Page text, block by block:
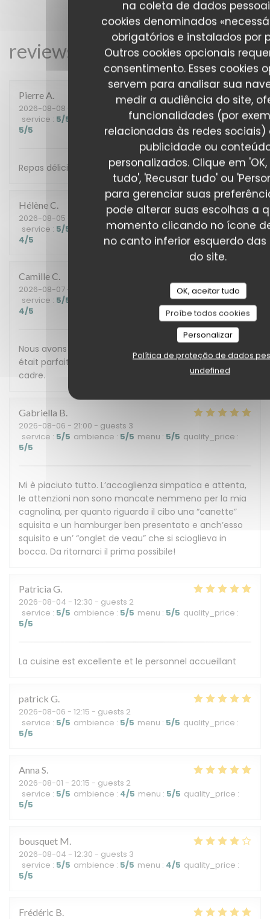
na coleta de dados
cookies denominados
obrigatórios e instalados por
Outros cookies opcionais
consentimento. Esses cookies
servem para analisar sua
medir a audiência do site,
funcionalidades (por
relacionadas às redes sociais)
publicidade ou
personalizados. Clique em
tudo', 'Recusar tudo' ou
para gerenciar suas
pode alterar suas escolhas a
momento clicando no ícone
no canto inferior esquerdo
do site.
OK, aceitar tudo
Proíbe todos cookies
Personalizar
Política de proteção de dados
undefined
PierreA
2026-08-08 - 20:00 - guests 10
service : 5/5 /5 menu: 5/5 quality_price:
5/5
Repas délicieux, service très agréable. Merci à vous !
HélèneC
2026-08-05 - 20:00 - guests 2
service : 5/5 ambience :5 /5 menu :5/5 quality_price:
4/5
CamilleC
2026-08-07 - 20:30 - guests 4
service : 5/5 5/5 quality_price:
4/5
Nous avons passé une excellente soirée. Le service
était parfait, les mets délicieux, le tout dans un beau
cadre.
Gabriella B
2026-08-06 - 21:00 - guests 3
service : 5/5 ambience : 5/5 menu : 5/5 quality_price :
5/5
Mi è piaciuto tutto. L’accoglienza simpatica e attenta,
le attenzioni non sono mancate nemmeno per la mia
cagnolina, per quanto riguarda il cibo una “canette”
squisita e un hamburger ben presentato e anch’esso
squisito e un’ “onglet de veau” che si scioglieva in
bocca. Da ritornarci il prima possibile!
Patricia G
2026-08-04 - 12:30 - guests 2
service : 5/5 ambience : 5/5 menu : 5/5 quality_price :
5/5
La cuisine est excellente et le personnel accueillant
patrick G
2026-08-06 - 12:15 - guests 2
service : 5/5 ambience : 5/5 menu : 5/5 quality_price :
5/5
Anna S
2026-08-01 - 20:15 - guests 2
service : 5/5 ambience : 4/5 menu : 5/5 quality_price :
5/5
bousquet M
2026-08-04 - 12:30 - guests 3
service : 5/5 ambience : 5/5 menu : 4/5 quality_price :
5/5
Frédéric B